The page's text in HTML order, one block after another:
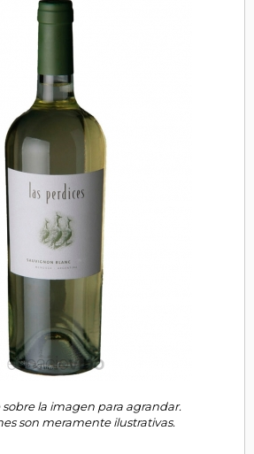
sobre la imagen para agrandar.
son meramente ilustrativas.